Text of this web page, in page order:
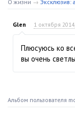
О жизни → Эксклюзив:
Glen 1 октября
Плюсуюсь ко
вы очень
Альбом пользователя